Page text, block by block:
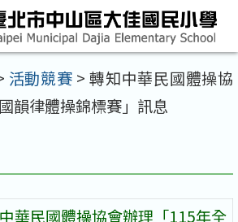
活動競賽 > 轉知中華民國體操協
韻律體操錦標賽」訊息
華民國體操協會辦理「115年全